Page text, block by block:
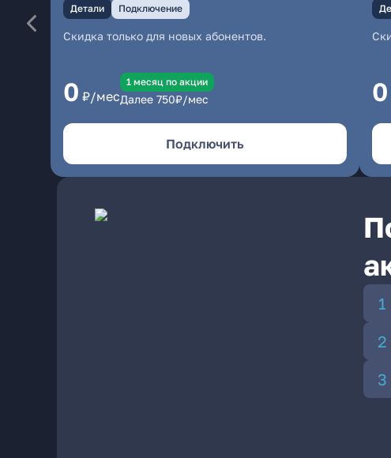
Детали Подключение
Скидка только для новых абонентов.
0 ₽/мес
1 месяц по акции
Далее 750₽/мес
Подключить
0